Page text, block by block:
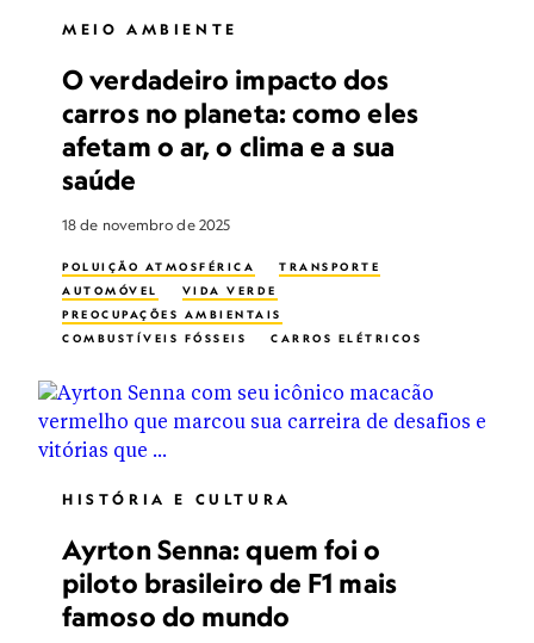
MEIO AMBIENTE
O verdadeiro impacto dos
carros no planeta: como eles
afetam o ar, o clima e a sua
saúde
18 de novembro de 2025
POLUIÇÃO ATMOSFÉRICA
TRANSPORTE
AUTOMÓVEL
VIDA VERDE
PREOCUPAÇÕES AMBIENTAIS
COMBUSTÍVEIS FÓSSEIS
CARROS ELÉTRICOS
HISTÓRIA E CULTURA
Ayrton Senna: quem foi o
piloto brasileiro de F1 mais
famoso do mundo